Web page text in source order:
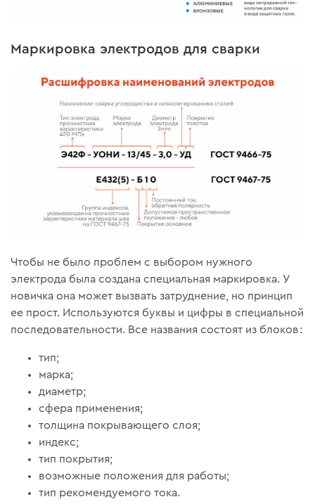
Маркировка электродов для сварки
Чтобы не было проблем с выбором нужного
электрода была создана специальная маркировка. У
новичка она может вызвать затруднение, но принцип
ее прост. Используются буквы и цифры в специальной
последовательности. Все названия состоят из блоков:
тип;
марка;
диаметр;
сфера применения;
толщина покрывающего слоя;
индекс;
тип покрытия;
возможные положения для работы;
тип рекомендуемого тока.